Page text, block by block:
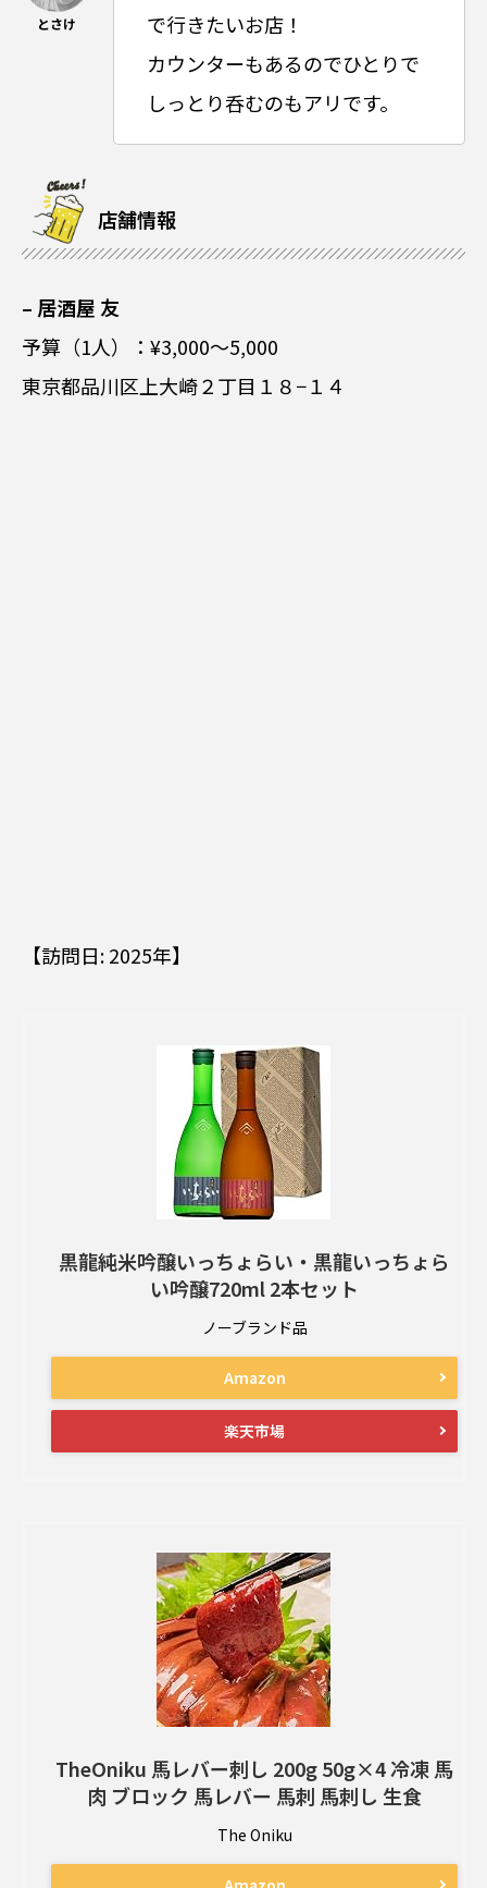
で行きたいお店！
カウンターもあるのでひとりで
しっとり呑むのもアリです。
店舗情報
– 居酒屋 友
予算（1人）：¥3,000～5,000
東京都品川区上大崎２丁目１８−１４
【訪問日: 2025年】
黒龍純米吟醸いっちょらい・黒龍いっちょら
い吟醸720ml 2本セット
ノーブランド品
Amazon
楽天市場
TheOniku 馬レバー刺し 200g 50g×4 冷凍 馬
肉 ブロック 馬レバー 馬刺 馬刺し 生食
The Oniku